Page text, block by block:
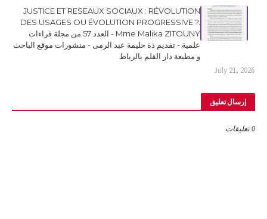
JUSTICE ET RESEAUX SOCIAUX : RÉVOLUTION
DES USAGES OU ÉVOLUTION PROGRESSIVE ?.
Mme Malika ZITOUNY - العدد 57 من مجلة قراءات
علمية - تقديم ذة حليمة عبد الرمى - منشورات موقع الباحث
و مطبعة دار القلم بالرباط
July 21, 2026
إرسال تعليق
0 تعليقات